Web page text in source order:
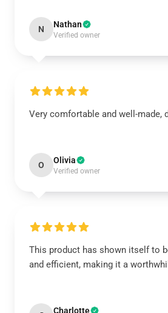
N Nathan
Verified owner
Very comfortable and well-made,
O Olivia
Verified owner
This product has shown itself to
and efficient, making it a
Charlotte